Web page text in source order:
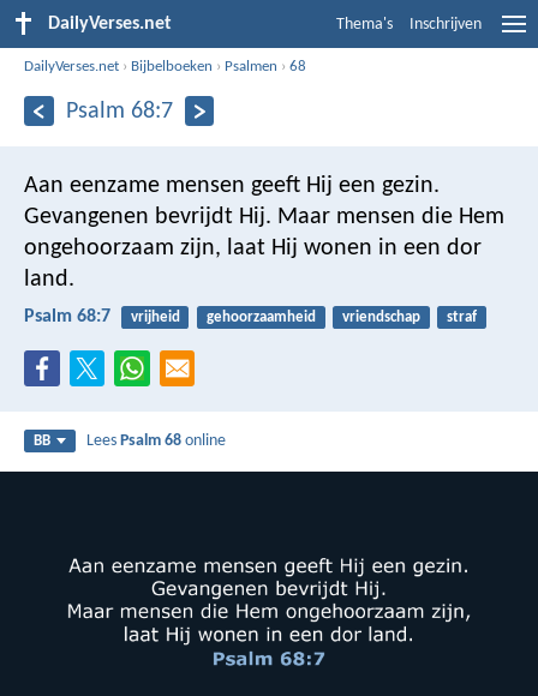
DailyVerses.net Thema's Inschrijven
DailyVerses.net › Bijbelboeken › Psalmen ›68
Psalm 68:7
Aan eenzame mensen geeft Hij een gezin.
Gevangenen bevrijdt Hij. Maar mensen die Hem
ongehoorzaam zijn, laat Hij wonen in een dor
land.
Psalm 68:7 vrijheid gehoorzaamheid vriendschap straf
BB LeesPsalm 68 online